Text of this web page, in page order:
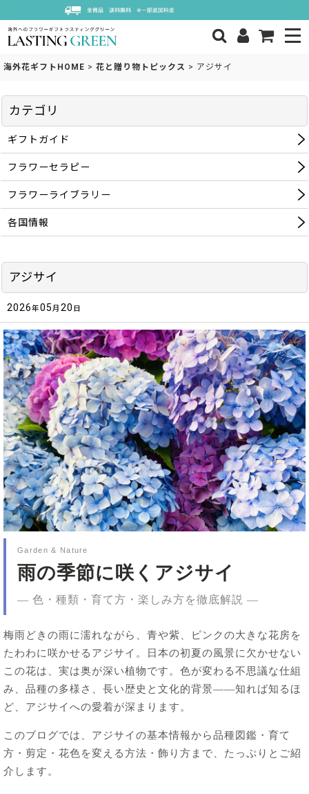
海外花ギフトHOME > 花と贈り物トピックス > アジサイ
アジサイ
2026年05月 20 日
Garden & Nature
雨の季節に咲くアジサイ
— 色・種類・育て方・楽しみ方を徹底解説 —
梅雨どきの雨に濡れながら、青や紫、ピンクの大きな花房を
たわわに咲かせるアジサイ。日本の初夏の風景に欠かせない
この花は、実は奥が深い植物です。色が変わる不思議な仕組
み、品種の多様さ、長い歴史と文化的背景——知れば知るほ
ど、アジサイへの愛着が深まります。
このブログでは、アジサイの基本情報から品種図鑑・育て
方・剪定・花色を変える方法・飾り方まで、たっぷりとご紹
介します。
カテゴリ
ギフトガイド
フラワーセラピー
フラワーライブラリー
各国情報